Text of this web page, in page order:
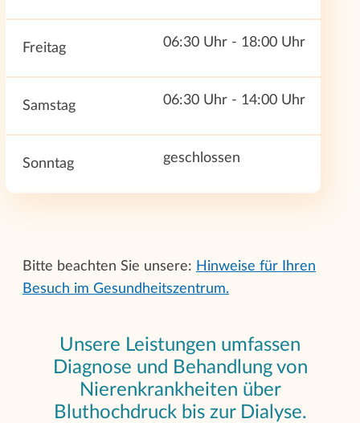
Freitag 06:30 Uhr - 18:00 Uhr
Samstag 06:30 Uhr - 14:00 Uhr
Sonntag geschlossen
Bitte beachten Sie unsere: Hinweise für Ihren
Besuch im Gesundheitszentrum.
Unsere Leistungen umfassen
Diagnose und Behandlung von
Nierenkrankheiten über
Bluthochdruck bis zur Dialyse.